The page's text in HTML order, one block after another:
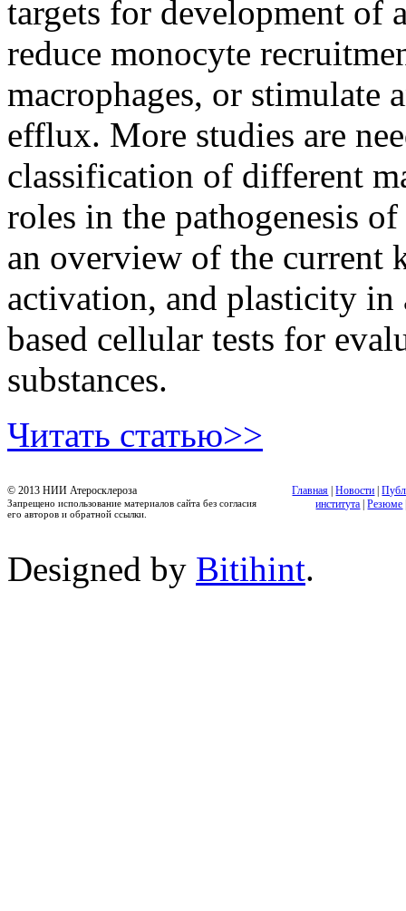
targets for development of
reduce monocyte
macrophages, or stimulate
efflux. More studies are
classification of different
roles in the pathogenesis
an overview of the current
activation, and plasticity in
based cellular tests for
substances.
Читать статью>>
© 2013 НИИ Атеросклероза
Запрещено использование материалов сайта без согласия
его авторов и обратной ссылки.
Главная |Новости |
института |Резюме
Designed by Bitihint.